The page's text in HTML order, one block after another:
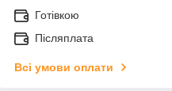
Готівкою
Післяплата
Всі умови оплати